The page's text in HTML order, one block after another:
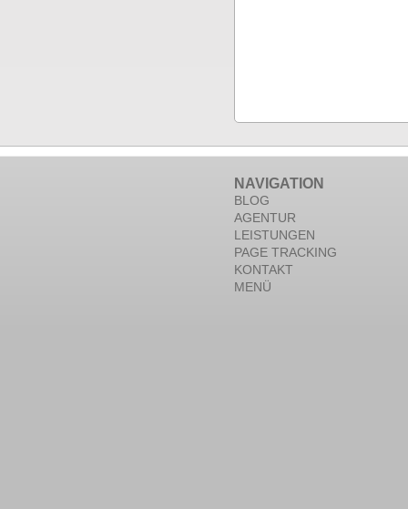
NAVIGATION
BLOG
AGENTUR
LEISTUNGEN
PAGE TRACKING
KONTAKT
MENÜ